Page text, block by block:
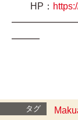
HP：
━━━
タグ